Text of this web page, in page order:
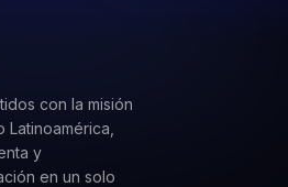
con la misión
y
en un solo